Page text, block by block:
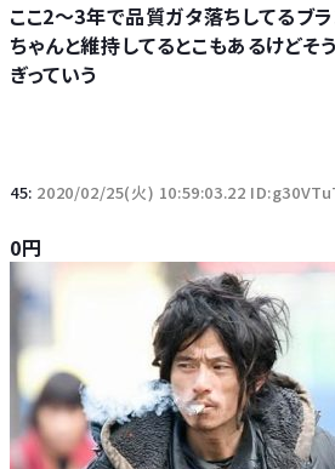
ここ2～3年で品質ガタ落ちしてるブ
ちゃんと維持してるとこもあるけどそ
ぎっていう
45: 2020/02/25(火) 10:59:03.22
0円